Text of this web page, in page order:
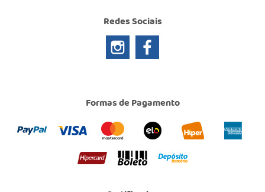
Redes Sociais
Formas de Pagamento